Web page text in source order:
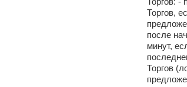
Торгов,
после
минут,
Торгов